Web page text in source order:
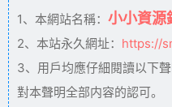
1、本網站名稱： 小小資源
2、本站永久網址： https://
3、用戶均應仔細閱讀以下
對本聲明全部内容的認可。